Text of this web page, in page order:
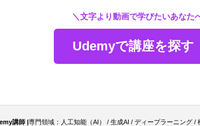
＼文字より動画で学びたいあなた
Udemyで講座を探す
講師 |専門領域：人工知能（AI） / 生成AI / ディープラーニング /